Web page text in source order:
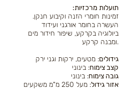
:תועלות מרכזיות
זמינות חומרי הזנה וקיבוע חנקן.
העשרה בחומר אורגני ועידוד
ביולוגיה בקרקע, שיפור חידור מים
ומבנה קרקע.​
גידולים: מטעים, ירקות וגני ירק
קצב צימוח: בינוני
גובה צימוח: בינוני
אזור גידול: מעל 250 מ"מ משקעים